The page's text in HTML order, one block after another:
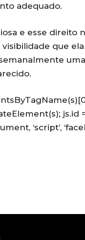
adequado.
e esse direito
que ela
js.id
‘script’,